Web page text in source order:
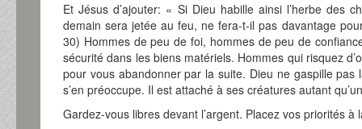
Et Jésus d’ajouter: « Si Dieu habille ainsi l’herbe des
demain sera jetée au feu, ne fera-t-il pas davantage
30) Hommes de peu de foi, hommes de peu de
sécurité dans les biens matériels. Hommes qui risquez
pour vous abandonner par la suite. Dieu ne gaspille pas
s’en préoccupe. Il est attaché à ses créatures autant
Gardez-vous libres devant l’argent. Placez vos priorités